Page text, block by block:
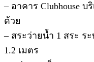
– อาคาร Clubhouse
ด้วย
– สระว่ายน้ำ 1 สระ ร
1.2 เมตร